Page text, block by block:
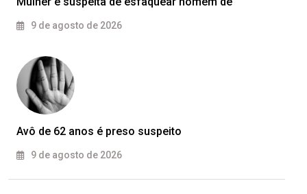
9 de agosto de 2026
Avô de 62 anos é preso suspeito
9 de agosto de 2026